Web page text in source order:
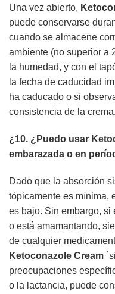
Una vez abierto,
puede conservarse
cuando se almacene
ambiente (no superior a
la humedad, y con el
la fecha de caducidad
ha caducado o si
consistencia de la crema.
¿10. ¿Puedo usar
embarazada o en
Dado que la absorción
tópicamente es mínima,
es bajo. Sin embargo, si
o está amamantando,
de cualquier
Ketoconazole Cream
preocupaciones
o la lactancia, puede